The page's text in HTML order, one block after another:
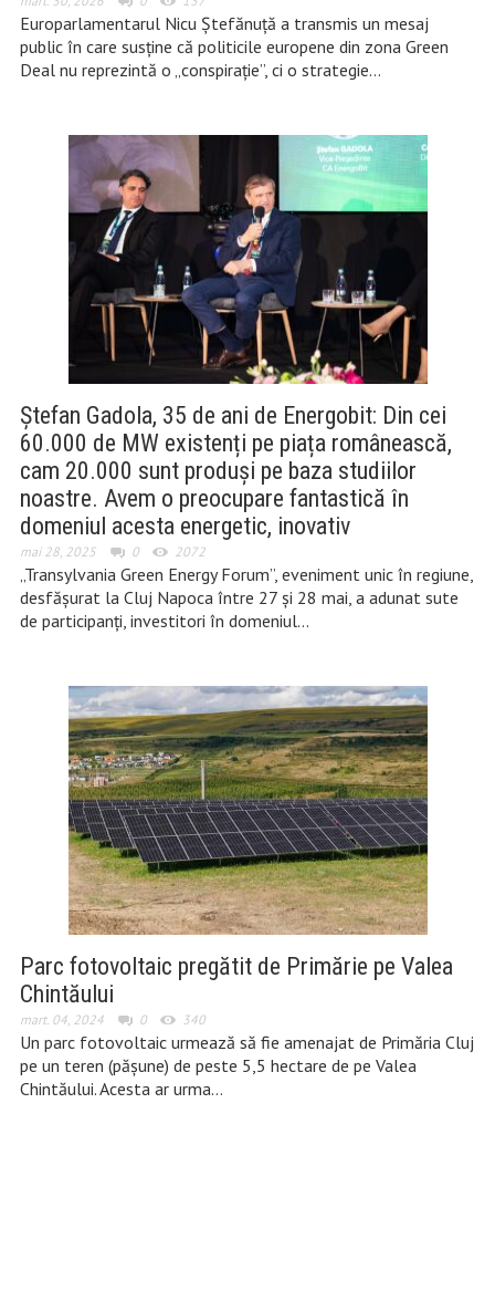
Europarlamentarul Nicu Ștefănuță a transmis un mesaj
public în care susține că politicile europene din zona Green
Deal nu reprezintă o „conspirație”, ci o strategie…
Ștefan Gadola, 35 de ani de Energobit: Din cei
60.000 de MW existenți pe piața românească,
cam 20.000 sunt produși pe baza studiilor
noastre. Avem o preocupare fantastică în
domeniul acesta energetic, inovativ
mai 28, 2025 0 2072
„Transylvania Green Energy Forum”, eveniment unic în regiune,
desfășurat la Cluj Napoca între 27 și 28 mai, a adunat sute
de participanți, investitori în domeniul…
Parc fotovoltaic pregătit de Primărie pe Valea
Chintăului
mart. 04, 2024 0 340
Un parc fotovoltaic urmează să fie amenajat de Primăria Cluj
pe un teren (pășune) de peste 5,5 hectare de pe Valea
Chintăului. Acesta ar urma…